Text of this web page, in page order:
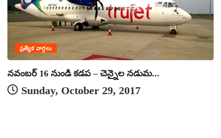
ప్రత్యేక వార్తలు
నవంబర్ 16 నుండి కడప – చెన్నైల నడుమ...
Sunday, October 29, 2017